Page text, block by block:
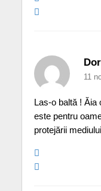
11
Las-o baltă !
este pentru
protejării